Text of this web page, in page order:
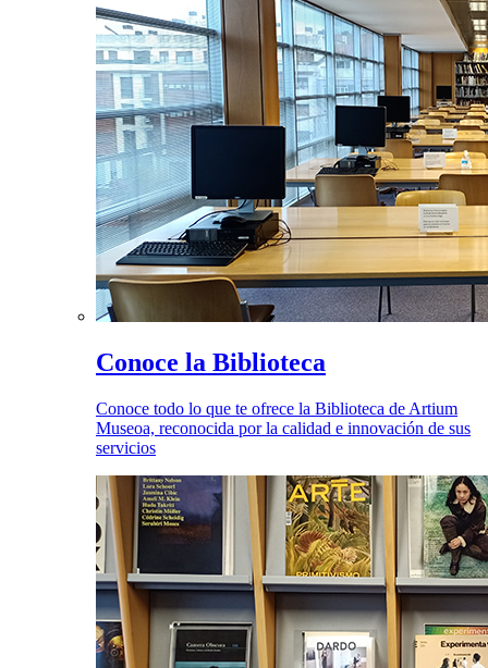
Conoce la Biblioteca
Conoce todo lo que te ofrece la Biblioteca de Artium
Museoa, reconocida por la calidad e innovación de sus
servicios